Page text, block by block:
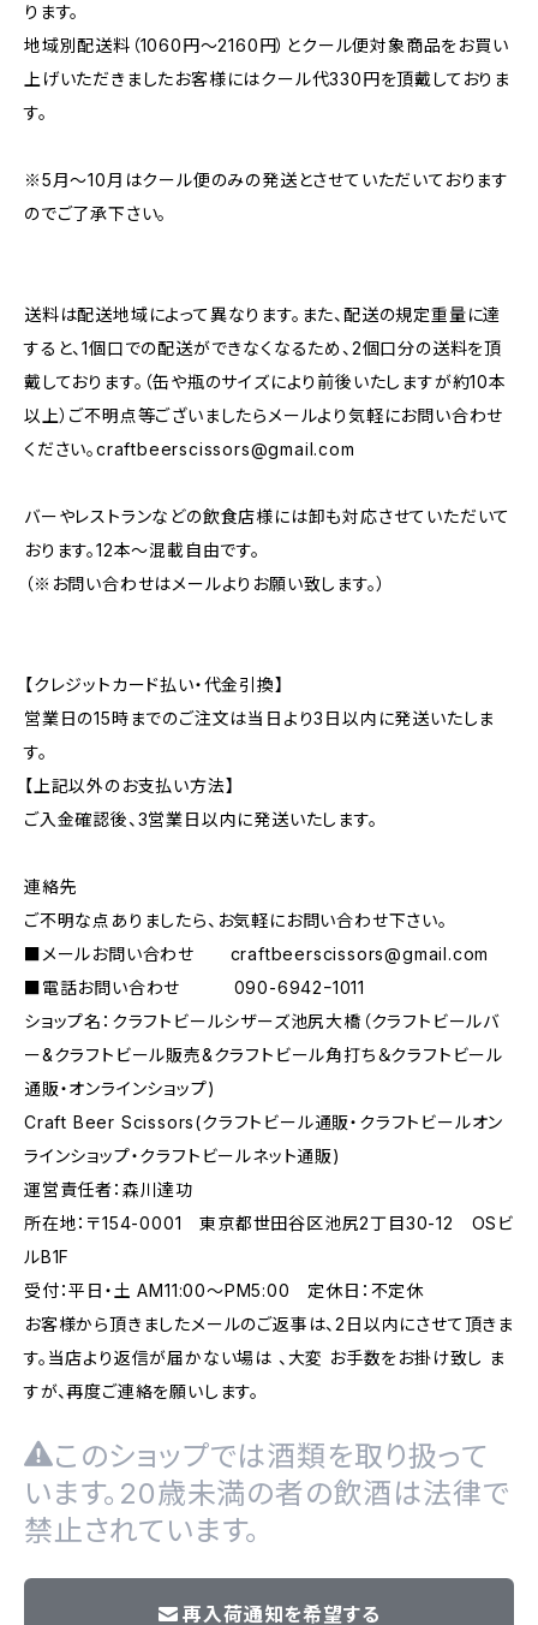
ります。
地域別配送料（1060円～2160円）とクール便対象商品をお買い
上げいただきましたお客様にはクール代330円を頂戴しておりま
す。
※5月～10月はクール便のみの発送とさせていただいております
のでご了承下さい。
送料は配送地域によって異なります。また、配送の規定重量に達
すると、1個口での配送ができなくなるため、2個口分の送料を頂
戴しております。（缶や瓶のサイズにより前後いたしますが約10本
以上）ご不明点等ございましたらメールより気軽にお問い合わせ
ください。craftbeerscissors@gmail.com
バーやレストランなどの飲食店様には卸も対応させていただいて
おります。12本～混載自由です。
（※お問い合わせはメールよりお願い致します。）
【クレジットカード払い・代金引換】
営業日の15時までのご注文は当日より3日以内に発送いたしま
す。
【上記以外のお支払い方法】
ご入金確認後、3営業日以内に発送いたします。
連絡先
ご不明な点ありましたら、お気軽にお問い合わせ下さい。
■メールお問い合わせ craftbeerscissors@gmail.com
■電話お問い合わせ 090-6942ｰ1011
ショップ名：クラフトビールシザーズ池尻大橋（クラフトビールバ
ー&クラフトビール販売&クラフトビール角打ち＆クラフトビール
通販・オンラインショップ)
Craft Beer Scissors(クラフトビール通販・クラフトビールオン
ラインショップ・クラフトビールネット通販)
運営責任者：森川達功
所在地：〒154-0001 東京都世田谷区池尻2丁目30-12 OSビ
ルB1F
受付：平日・土 AM11:00～PM5:00 定休日：不定休
お客様から頂きましたメールのご返事は、2日以内にさせて頂きま
す。当店より返信が届かない場は 、大変 お手数をお掛け致し ま
すが、再度ご連絡を願いします。
このショップでは酒類を取り扱って
います。20歳未満の者の飲酒は法律で
禁止されています。
再入荷通知を希望する